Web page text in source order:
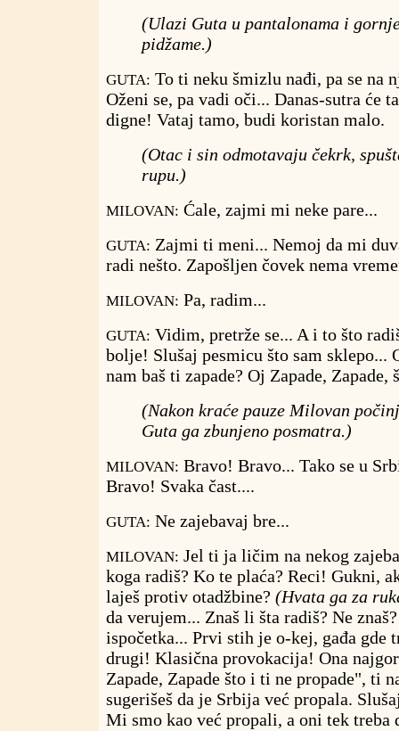
(Ulazi Guta u pantalonama i
pidžame.)
GUTA: To ti neku šmizlu nađi, pa se na
Oženi se, pa vadi oči... Danas-sutra će
digne! Vataj tamo, budi koristan malo.
(Otac i sin odmotavaju čekrk,
rupu.)
MILOVAN: Ćale, zajmi mi neke pare...
GUTA: Zajmi ti meni... Nemoj da mi
radi nešto. Zapošljen čovek nema
MILOVAN: Pa, radim...
GUTA: Vidim, pretrže se... A i to što
bolje! Slušaj pesmicu što sam sklepo...
nam baš ti zapade? Oj Zapade, Zapade,
(Nakon kraće pauze Milovan
Guta ga zbunjeno posmatra.)
MILOVAN: Bravo! Bravo... Tako se u
Bravo! Svaka čast....
GUTA: Ne zajebavaj bre...
MILOVAN: Jel ti ja ličim na nekog
koga radiš? Ko te plaća? Reci! Gukni,
laješ protiv otadžbine? (Hvata ga za
da verujem... Znaš li šta radiš? Ne
ispočetka... Prvi stih je o-kej, gađa gde
drugi! Klasična provokacija! Ona
Zapade, Zapade što i ti ne propade", ti
sugerišeš da je Srbija već propala.
Mi smo kao već propali, a oni tek treba